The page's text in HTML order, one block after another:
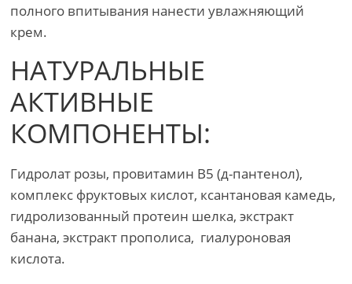
полного впитывания нанести увлажняющий
крем.
НАТУРАЛЬНЫЕ
АКТИВНЫЕ
КОМПОНЕНТЫ:
Гидролат розы, провитамин В5 (д-пантенол),
комплекс фруктовых кислот, ксантановая камедь,
гидролизованный протеин шелка, экстракт
банана, экстракт прополиса, гиалуроновая
кислота.